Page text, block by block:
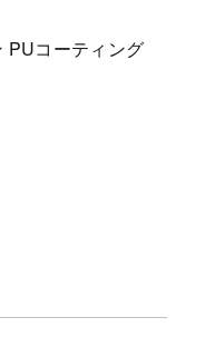
PUコーティング